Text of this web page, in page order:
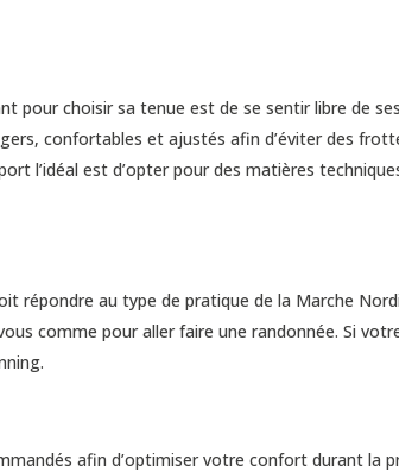
pour choisir sa tenue est de se sentir libre de
confortables et ajustés afin d’éviter des
l’idéal est d’opter pour des matières
répondre au type de pratique de la Marche
comme pour aller faire une randonnée. Si
afin d’optimiser votre confort durant la